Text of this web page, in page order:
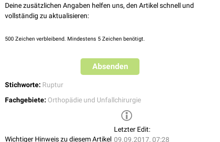
Deine zusätzlichen Angaben helfen uns, den Artikel schnell und
vollständig zu aktualisieren:
500 Zeichen verbleibend. Mindestens 5 Zeichen benötigt.
Absenden
Stichworte: Ruptur
Fachgebiete: Orthopädie und Unfallchirurgie
Wichtiger Hinweis zu diesem Artikel
Letzter Edit:
09.09.2017, 07:28